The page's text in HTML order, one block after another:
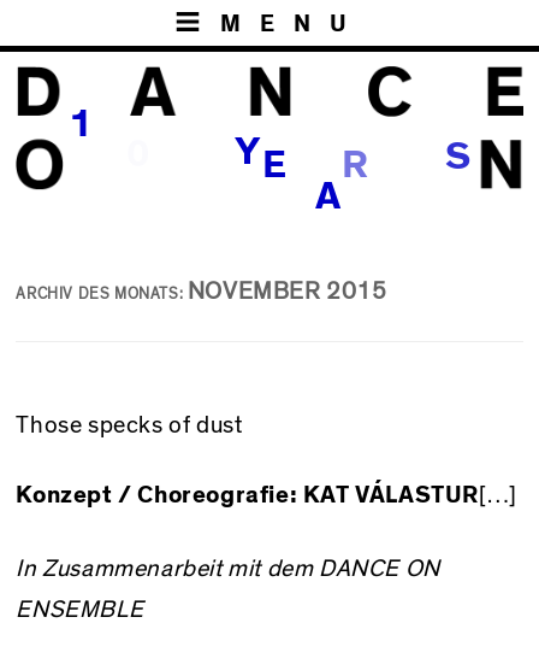
MENU
1
Y E
A
S
ARCHIV DES MONATS: NOVEMBER 2015
Those specks of dust
Konzept / Choreografie: KAT VÁLASTUR […]
In Zusammenarbeit mit dem DANCE ON
ENSEMBLE